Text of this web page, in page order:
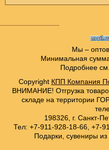
Мы –
Минимальная сумма
Подробнее см.
Copyright КПП Компания
ВНИМАНИЕ! Отгрузка
складе на территории
198326, г. Санкт-
Тел: +7-911-928-18-66, +7-
Подарки, сувениры